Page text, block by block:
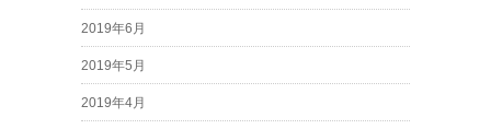
2019年6月
2019年5月
2019年4月